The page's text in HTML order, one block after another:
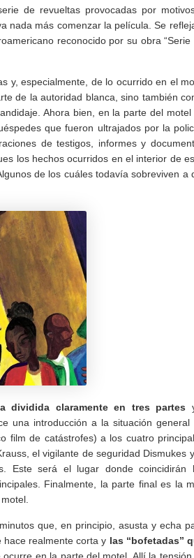
de revueltas provocadas por
nada más comenzar la película. Se
reconocido por su obra “Serie
y, especialmente, de lo ocurrido en el
de la autoridad blanca, sino también
Ahora bien, en la parte del motel
que fueron ultrajados por la
de testigos, informes y
los hechos ocurridos en el interior de
de los cuáles todavía sobreviven a
dividida claramente en tres partes
una introducción a la situación general
film de catástrofes) a los cuatro
el vigilante de seguridad Dismukes
Este será el lugar donde coincidirán
Finalmente, la parte final es la
que, en principio, asusta y echa
realmente corta y las “bofetadas”
en la parte del motel. Allí la